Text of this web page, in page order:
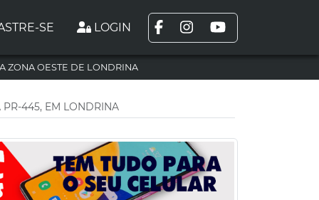
SE LOGIN
ZONA OESTE DE LONDRINA
PR-445, EM LONDRINA